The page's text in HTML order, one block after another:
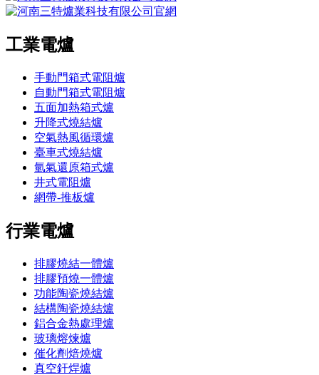
工業電爐
手動門箱式電阻爐
自動門箱式電阻爐
五面加熱箱式爐
升降式燒結爐
空氣熱風循環爐
臺車式燒結爐
氫氣還原箱式爐
井式電阻爐
網帶-推板爐
行業電爐
排膠燒結一體爐
排膠預燒一體爐
功能陶瓷燒結爐
結構陶瓷燒結爐
鋁合金熱處理爐
玻璃熔煉爐
催化劑焙燒爐
真空釬焊爐